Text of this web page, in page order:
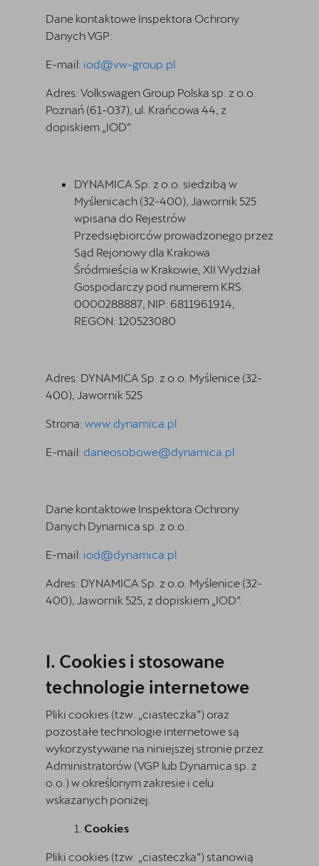
Dane kontaktowe Inspektora Ochrony
Danych VGP:
E-mail: iod@vw-group.pl
Adres: Volkswagen Group Polska sp. z o.o.
Poznań (61-037), ul. Krańcowa 44, z
dopiskiem „IOD”.
DYNAMICA Sp. z o.o. siedzibą w
Myślenicach (32-400), Jawornik 525
wpisana do Rejestrów
Przedsiębiorców prowadzonego przez
Sąd Rejonowy dla Krakowa
Śródmieścia w Krakowie, XII Wydział
Gospodarczy pod numerem KRS:
0000288887, NIP: 6811961914,
REGON: 120523080
Adres: DYNAMICA Sp. z o.o. Myślenice (32-
400), Jawornik 525
Strona: www.dynamica.pl
E-mail: daneosobowe@dynamica.pl
Dane kontaktowe Inspektora Ochrony
Danych Dynamica sp. z o.o. :
E-mail: iod@dynamica.pl
Adres: DYNAMICA Sp. z o.o. Myślenice (32-
400), Jawornik 525, z dopiskiem „IOD”.
Cookies i stosowane
technologie internetowe
Pliki cookies (tzw. „ciasteczka”) oraz
pozostałe technologie internetowe są
wykorzystywane na niniejszej stronie przez
Administratorów (VGP lub Dynamica sp. z
o.o. ) w określonym zakresie i celu
wskazanych poniżej.
Cookies
Pliki cookies (tzw. „ciasteczka”) stanowią